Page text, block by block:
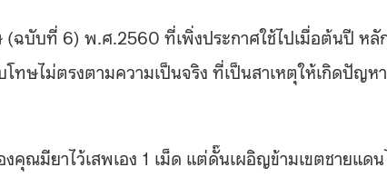
ฉบับที่ 6) พ.ศ.2560 ที่เพิ่งประกาศใช้ไปเมื่อต้นปี หลั
ทษไม่ตรงตามความเป็นจริง ที่เป็นสาเหตุให้เกิดปัญหา
ณมียาไว้เสพเอง 1 เม็ด แต่ดั๊นเผอิญข้ามเขตชายแด